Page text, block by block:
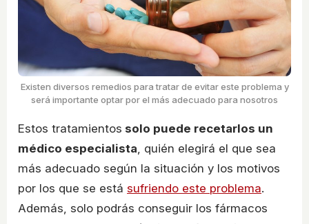
Existen diversos remedios para tratar de evitar este problema y
será importante optar por el más adecuado para nosotros
Estos tratamientos solo puede recetarlos un
médico especialista, quién elegirá el que sea
más adecuado según la situación y los motivos
por los que se está sufriendo este problema.
Además, solo podrás conseguir los fármacos